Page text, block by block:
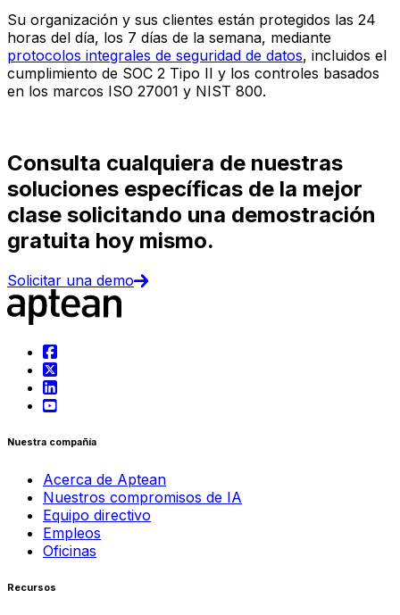
Su organización y sus clientes están protegidos las 24
horas del día, los 7 días de la semana, mediante
protocolos integrales de seguridad de datos, incluidos el
cumplimiento de SOC 2 Tipo II y los controles basados
en los marcos ISO 27001 y NIST 800.
Consulta cualquiera de nuestras
soluciones específicas de la mejor
clase solicitando una demostración
gratuita hoy mismo.
Solicitar una demo
Nuestra compañía
Acerca de Aptean
Nuestros compromisos de IA
Equipo directivo
Empleos
Oficinas
Recursos